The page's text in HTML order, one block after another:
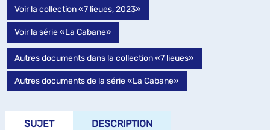
Voir la collection «7 lieues, 2023»
Voir la série «La Cabane»
Autres documents dans la collection «7 lieues»
Autres documents de la série «La Cabane»
SUJET DESCRIPTION